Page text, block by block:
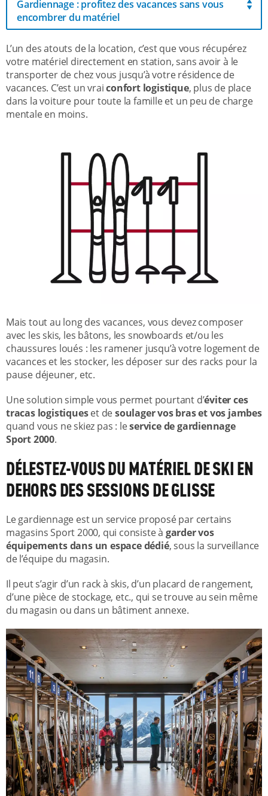
Gardiennage : profitez des vacances sans vous
encombrer du matériel
L’un des atouts de la location, c’est que vous récupérez
votre matériel directement en station, sans avoir à le
transporter de chez vous jusqu’à votre résidence de
vacances. C’est un vraiconfort logistique, plus de place
dans la voiture pour toute la famille et un peu de charge
mentale en moins.
Mais tout au long des vacances, vous devez composer
avec les skis, les bâtons, les snowboards et/ou les
chaussures loués : les ramener jusqu’à votre logement de
vacances et les stocker, les déposer sur des racks pour la
pause déjeuner, etc.
Une solution simple vous permet pourtant d’éviter ces
tracas logistiqueset desoulager vos bras et vos jambes
quand vous ne skiez pas : leservice de gardiennage
Sport 2000.
DÉLESTEZ-VOUS DU MATÉRIEL DE SKI EN
DEHORS DES SESSIONS DE GLISSE
Le gardiennage est un service proposé par certains
magasins Sport 2000, qui consiste à garder vos
équipements dans un espace dédié, sous la surveillance
de l’équipe du magasin.
Il peut s’agir d’un rack à skis, d’un placard de rangement,
d’une pièce de stockage, etc., qui se trouve au sein même
du magasin ou dans un bâtiment annexe.